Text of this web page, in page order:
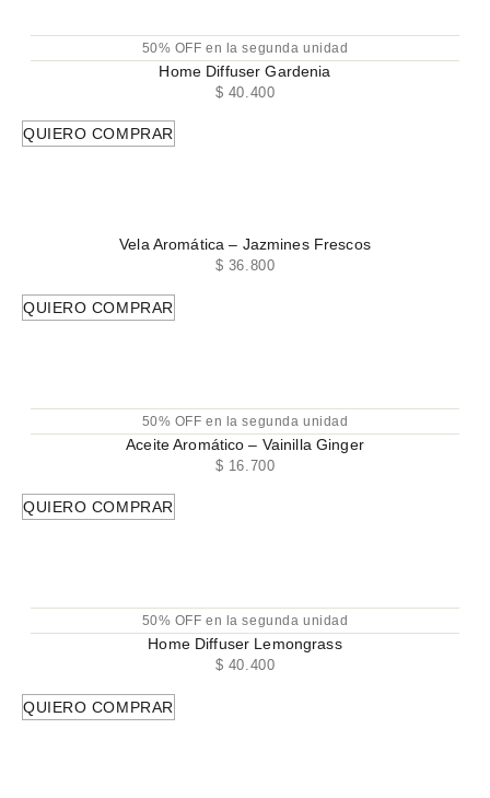
50% OFF en la segunda unidad
Home Diffuser Gardenia
$ 40.400
QUIERO COMPRAR
Vela Aromática – Jazmines Frescos
$ 36.800
QUIERO COMPRAR
50% OFF en la segunda unidad
Aceite Aromático – Vainilla Ginger
$ 16.700
QUIERO COMPRAR
50% OFF en la segunda unidad
Home Diffuser Lemongrass
$ 40.400
QUIERO COMPRAR